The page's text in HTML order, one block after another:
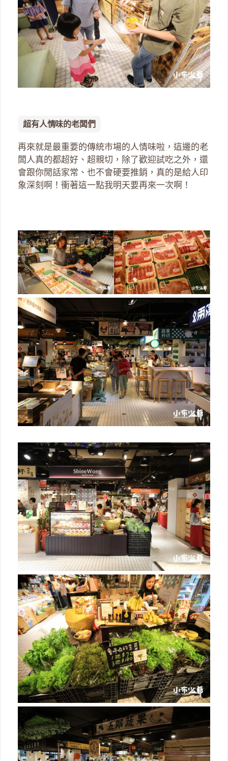
超有人情味的老闆們
再來就是最重要的傳統市場的人情味啦，這邊的老
闆人真的都超好、超親切，除了歡迎試吃之外，還
會跟你閒話家常、也不會硬要推銷，真的是給人印
象深刻啊！衝著這一點我明天要再來一次啊！